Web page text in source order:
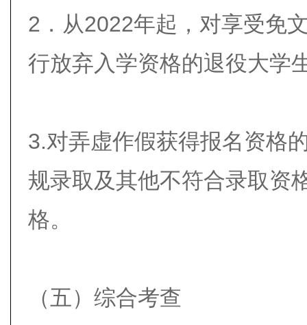
2．从2022年起，对享受免
行放弃入学资格的退役大学
3.对弄虚作假获得报名资格
规录取及其他不符合录取资
格。
（五）综合考查